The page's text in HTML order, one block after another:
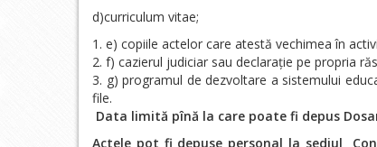
d)curriculum vitae;
e) copiile actelor care atestă vechimea în
f) cazierul judiciar sau declarație pe propria
g) programul de dezvoltare a sistemului
file.
Data limită pînă la care poate fi depus
Actele pot fi depuse personal la sediul